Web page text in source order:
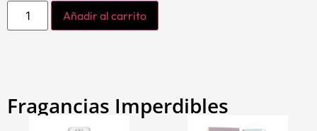
Añadir al carrito
Fragancias Imperdibles